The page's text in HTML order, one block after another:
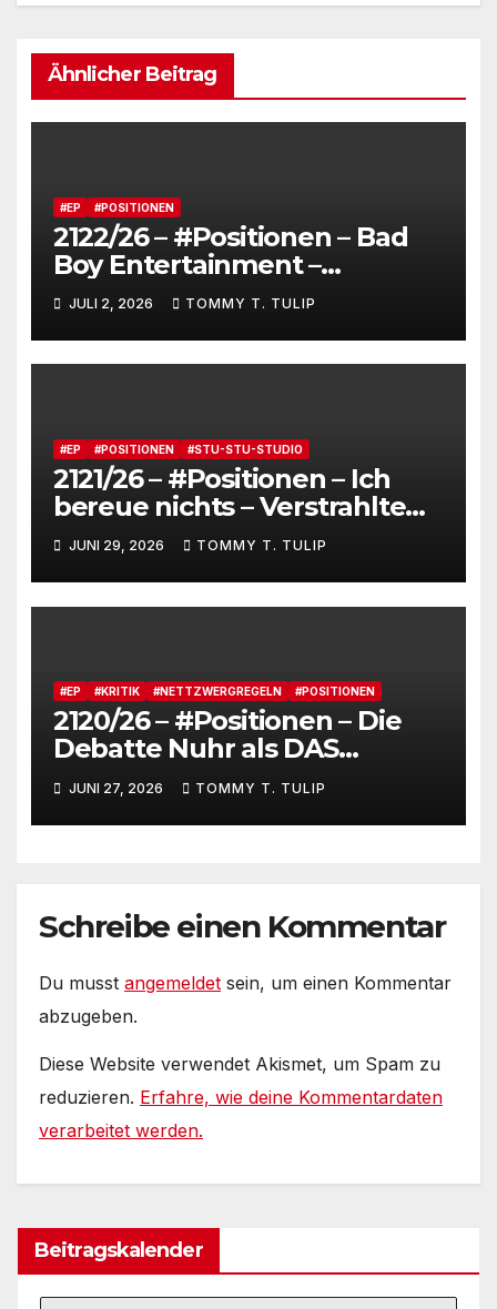
Ähnlicher Beitrag
#EP #POSITIONEN
2122/26 – #Positionen – Bad
Boy Entertainment –
Fensterstürze, ungeheurer
Reichtum,
dienstverpflichtete
Claqueure und soziale
JULI 2, 2026 TOMMY T. TULIP
#EP #POSITIONEN #STU-STU-STUDIO
2121/26 – #Positionen – Ich
bereue nichts – Verstrahlte
Menschen, verstrahlte
Kommentare, verstrahltes
Gesamterlebnis auf Social
media
JUNI 29, 2026 TOMMY T. TULIP
#EP #KRITIK #NETTZWERGREGELN #POSITIONEN
2120/26 – #Positionen – Die
Debatte Nuhr als DAS
Shitbürgerthema des
Internets – 36° Grad, es wird
noch heißer #Tageslied
JUNI 27, 2026 TOMMY T. TULIP
Schreibe einen Kommentar
Du musst angemeldet sein, um einen Kommentar
abzugeben.
Diese Website verwendet Akismet, um Spam zu
reduzieren. Erfahre, wie deine Kommentardaten
verarbeitet werden.
Beitragskalender